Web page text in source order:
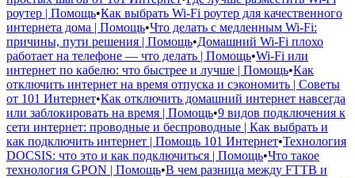
роутер | Помощь•Как выбрать Wi-Fi роутер для качественного
интернета дома | Помощь•Что делать с медленным Wi-Fi:
причины, пути решения | Помощь•Домашний Wi-Fi плохо
работает на телефоне — что делать | Помощь•Wi-Fi или
интернет по кабелю: что быстрее и лучше | Помощь•Как
отключить интернет на время отпуска и сэкономить | Советы
от 101 Интернет•Как отключить домашний интернет навсегда
или заблокировать на время | Помощь•9 видов подключения к
сети интернет: проводные и беспроводные | Как выбрать и
как подключить интернет | Помощь 101 Интернет•Технология
DOCSIS: что это и как подключиться | Помощь•Что такое
технология GPON | Помощь•В чем разница между FTTB и